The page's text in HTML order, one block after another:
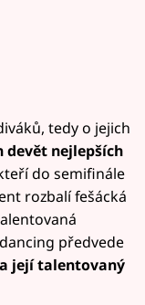
tedy o jejich
devět nejlepších
do semifinále
rozbalí fešácká
předvede
její talentovaný